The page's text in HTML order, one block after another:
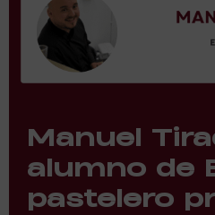
Manuel
alumno de
pastelero